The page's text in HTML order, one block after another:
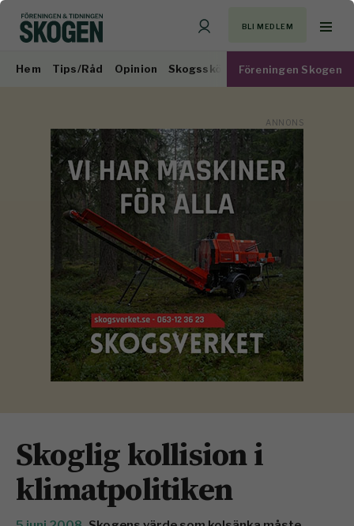
BLI MEDLEM
Hem Tips/Råd Opinion Skogsskötsel Virkesmarknad
Föreningen Skogen
Skoglig kollision i
klimatpolitiken